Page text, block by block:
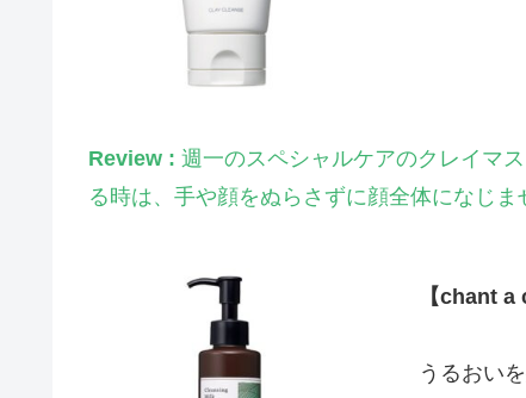
Review : 週一のスペシャルケアのクレイマ
る時は、手や顔をぬらさずに顔全体になじ
【chant
うるおい